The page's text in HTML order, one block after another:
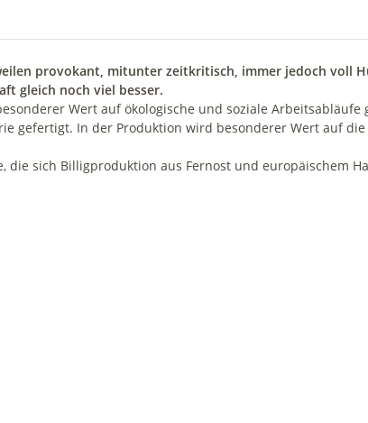
provokant, mitunter zeitkritisch, immer jedoch voll
gleich noch viel besser.
Wert auf ökologische und soziale Arbeitsabläufe
gefertigt. In der Produktion wird besonderer Wert auf
sich Billigproduktion aus Fernost und europäischem